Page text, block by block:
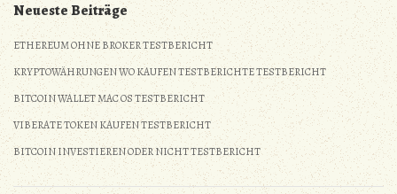
Neueste Beiträge
ETHEREUM OHNE BROKER TESTBERICHT
KRYPTOWÄHRUNGEN WO KAUFEN TESTBERICHTE TESTBERICHT
BITCOIN WALLET MAC OS TESTBERICHT
VIBERATE TOKEN KAUFEN TESTBERICHT
BITCOIN INVESTIEREN ODER NICHT TESTBERICHT